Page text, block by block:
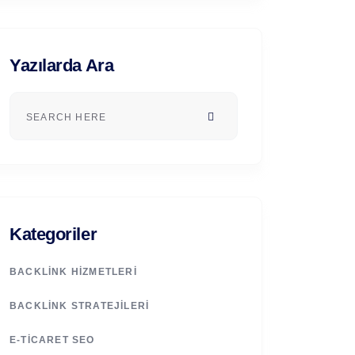
Yazılarda Ara
Kategoriler
BACKLINK HIZMETLERI
BACKLINK STRATEJILERI
E-TICARET SEO